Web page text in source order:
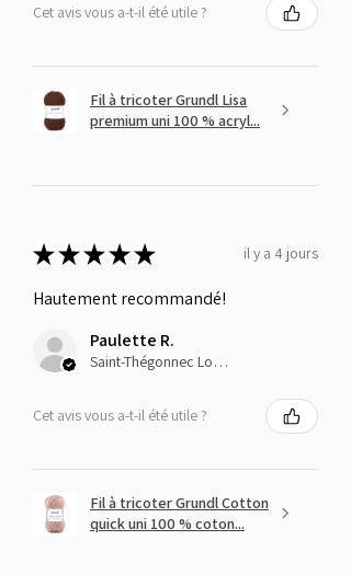
Cet avis vous a-t-il été utile ?
Fil à tricoter Grundl Lisa
premium uni 100 % acryl...
★★★★★ il y a 4 jours
Hautement recommandé!
Paulette R.
Saint-Thégonnec Loc-Eguiner, E
Cet avis vous a-t-il été utile ?
Fil à tricoter Grundl Cotton
quick uni 100 % coton...